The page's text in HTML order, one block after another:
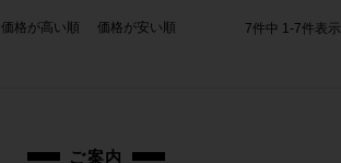
価格が高い順 価格が安い順 7件中 1-7件表示
ご案内